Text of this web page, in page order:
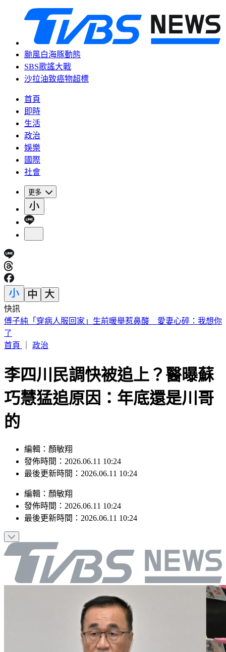
颱風白海豚動態
SBS歌謠大戰
沙拉油致癌物超標
首頁
即時
生活
政治
娛樂
國際
社會
更多
快訊
砍Gmail神功能 2027年起停止支援第三方帳號收寄信
首頁
李四川民調快被追上？醫曝蘇
巧慧猛追原因：年底還是川哥
的
發佈時間：2026.06.11 10:24
最後更新時間：2026.06.11 10:24
發佈時間：2026.06.11 10:24
最後更新時間：2026.06.11 10:24